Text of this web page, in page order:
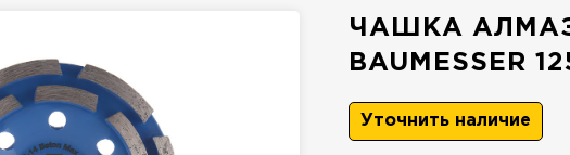
ЧАШКА
BAUMESSER
Уточнить наличие